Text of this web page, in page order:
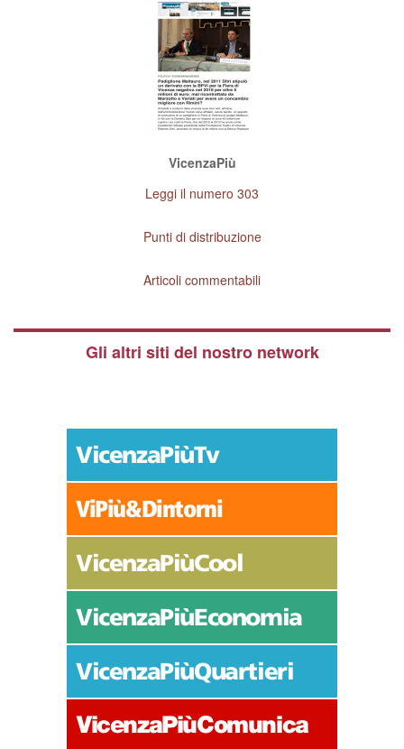
VicenzaPiù
Leggi il numero 303
Punti di distribuzione
Articoli commentabili
Gli altri siti del nostro network